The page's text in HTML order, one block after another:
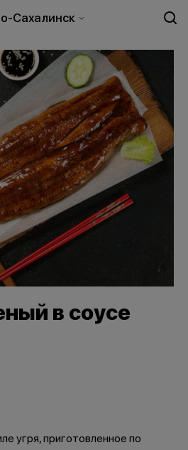
Сахалинск
в соусе
угря, приготовленное по